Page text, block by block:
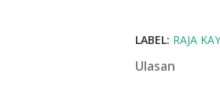
LABEL: RAJA
Ulasan